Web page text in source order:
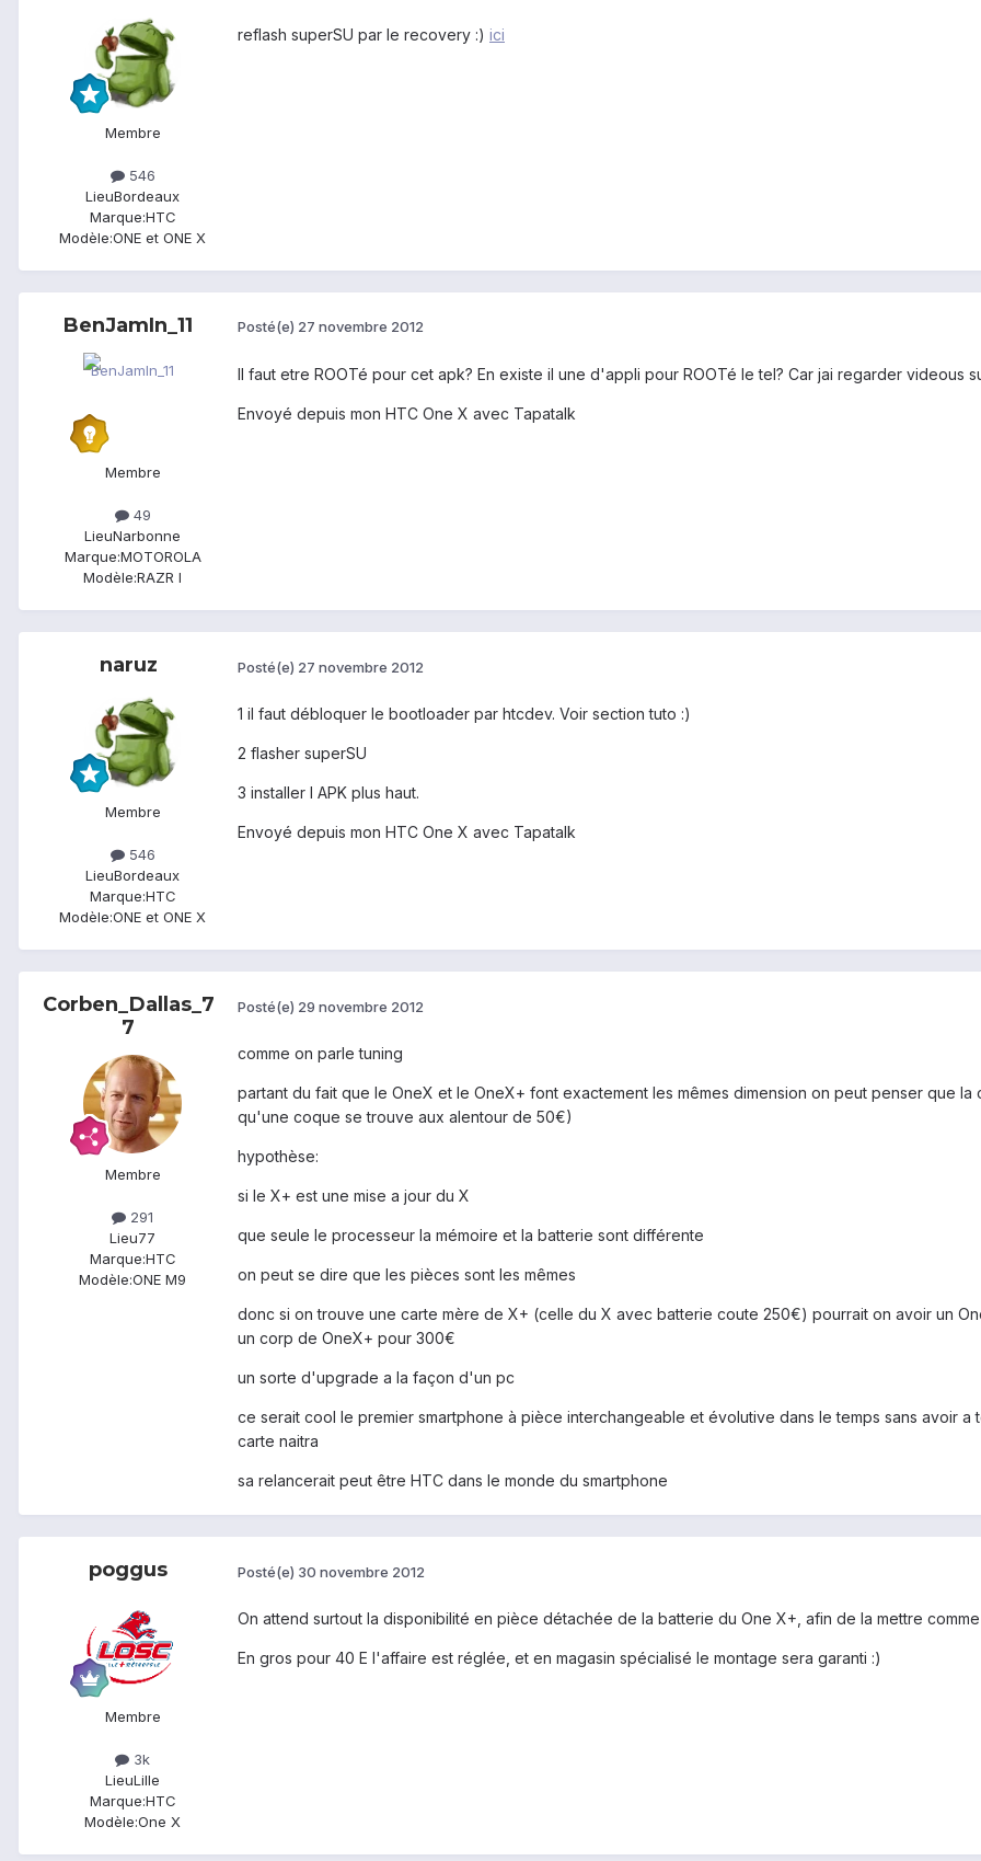
Membre
546
LieuBordeaux
Marque:HTC
Modèle:ONE et ONE X
reflash superSU par le recovery :) ici
BenJamIn_11
Membre
49
LieuNarbonne
Marque:MOTOROLA
Modèle:RAZR I
Posté(e) 27 novembre 2012
Il faut etre ROOTé pour cet apk? En existe il une d'appli pour ROOTé le tel? Car jai regarder videous
Envoyé depuis mon HTC One X avec Tapatalk
naruz
Membre
546
LieuBordeaux
Marque:HTC
Modèle:ONE et ONE X
Posté(e) 27 novembre 2012
1 il faut débloquer le bootloader par htcdev. Voir section tuto :)
2 flasher superSU
3 installer l APK plus haut.
Envoyé depuis mon HTC One X avec Tapatalk
Corben_Dallas_7
7
Membre
291
Lieu77
Marque:HTC
Modèle:ONE M9
Posté(e) 29 novembre 2012
comme on parle tuning
partant du fait que le OneX et le OneX+ font exactement les mêmes dimension on peut penser que
qu'une coque se trouve aux alentour de 50€)
hypothèse:
si le X+ est une mise a jour du X
que seule le processeur la mémoire et la batterie sont différente
on peut se dire que les pièces sont les mêmes
donc si on trouve une carte mère de X+ (celle du X avec batterie coute 250€) pourrait on avoir un
un corp de OneX+ pour 300€
un sorte d'upgrade a la façon d'un pc
ce serait cool le premier smartphone à pièce interchangeable et évolutive dans le temps sans avoir
carte naitra
sa relancerait peut être HTC dans le monde du smartphone
poggus
Membre
3k
LieuLille
Marque:HTC
Modèle:One X
Posté(e) 30 novembre 2012
On attend surtout la disponibilité en pièce détachée de la batterie du One X+, afin de la mettre
En gros pour 40 E l'affaire est réglée, et en magasin spécialisé le montage sera garanti :)